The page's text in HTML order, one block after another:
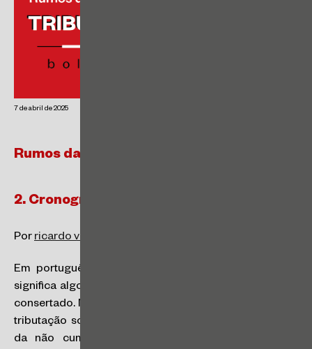
7 de abril de 2025
Rumos da Reforma Tributária
2. Cronograma da Reforma
Porricardo valim
Em português, a expressão “broken beyond repair”
significa algo danificado ao ponto de não ter como ser
consertado. Muitas foram as tentativas de “consertar” a
tributação sobre o consumo atual, como a introdução
da não cumulatividade às contribuições ao PIS /